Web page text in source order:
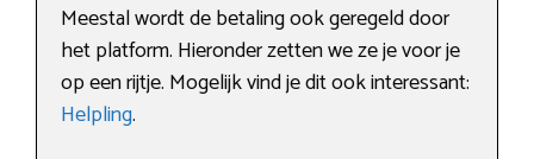
Meestal wordt de betaling ook geregeld door
het platform. Hieronder zetten we ze je voor je
op een rijtje. Mogelijk vind je dit ook interessant:
Helpling.